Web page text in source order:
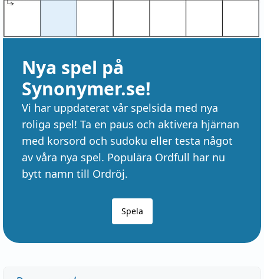
Nya spel på
Synonymer.se!
Vi har uppdaterat vår spelsida med nya
roliga spel! Ta en paus och aktivera hjärnan
med korsord och sudoku eller testa något
av våra nya spel. Populära Ordfull har nu
bytt namn till Ordröj.
Spela